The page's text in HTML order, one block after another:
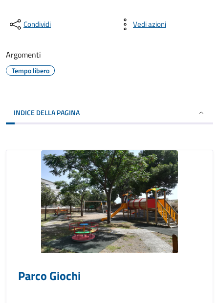
Condividi Vedi azioni
Argomenti
Tempo libero
INDICE DELLA PAGINA
Parco Giochi